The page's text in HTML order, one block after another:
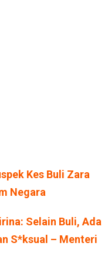
Kes Buli Zara
Negara
Selain Buli, Ada
S*ksual – Menteri